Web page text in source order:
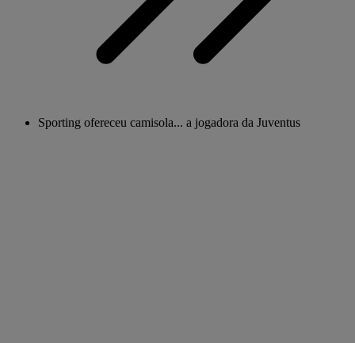
Sporting ofereceu camisola... a jogadora da Juventus